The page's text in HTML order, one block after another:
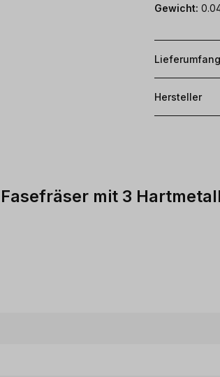
Gewicht:
Lieferumfang
Hersteller
Fasefräser mit 3